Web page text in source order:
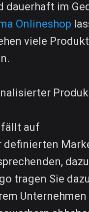
dauerhaft im
Onlineshop
viele
fällt auf
definierten
dazu
tragen Sie
Unternehmen